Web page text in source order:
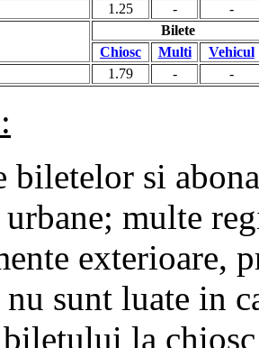
1.25 - -
Bilete
Chiosc
Multi
Vehicul
1.79 - -
biletelor si
urbane; multe
exterioare,
nu sunt luate in
la